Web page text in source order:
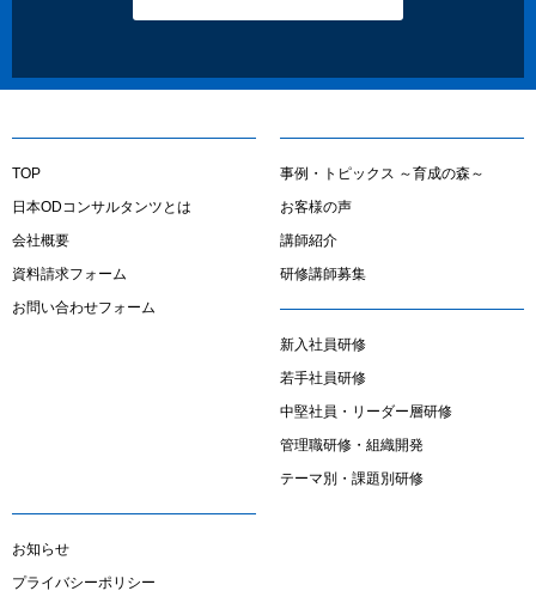
TOP
日本ODコンサルタンツとは
会社概要
資料請求フォーム
お問い合わせフォーム
事例・トピックス ～育成の森～
お客様の声
講師紹介
研修講師募集
新入社員研修
若手社員研修
中堅社員・リーダー層研修
管理職研修・組織開発
テーマ別・課題別研修
お知らせ
プライバシーポリシー